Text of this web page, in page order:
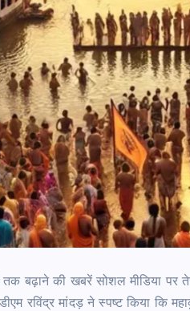
तक बढ़ाने की खबरें सोशल मीडिया
रविंद्र मांदड़ ने स्पष्ट किया